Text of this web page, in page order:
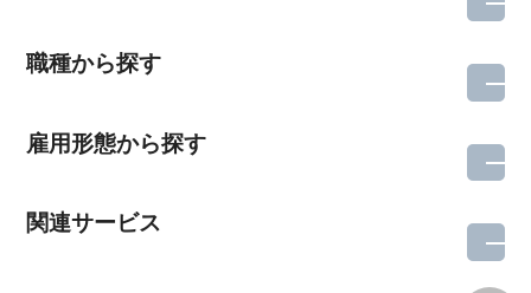
職種から探す
雇用形態から探す
関連サービス